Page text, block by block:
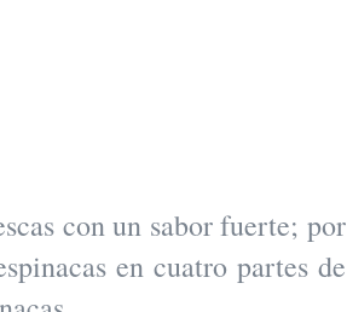
con un sabor fuerte; por
en cuatro partes de